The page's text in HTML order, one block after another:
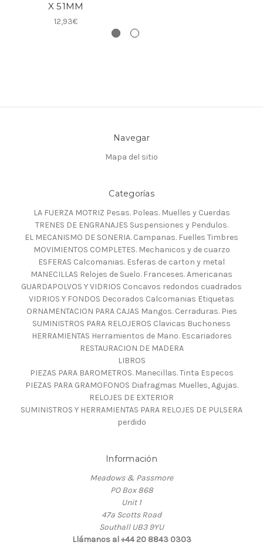
X 51MM
12,93€
Navegar
Mapa del sitio
Categorías
LA FUERZA MOTRIZ Pesas. Poleas. Muelles y Cuerdas
TRENES DE ENGRANAJES Suspensiones y Pendulos.
EL MECANISMO DE SONERIA. Campanas. Fuelles Timbres
MOVIMIENTOS COMPLETES. Mechanicos y de cuarzo
ESFERAS Calcomanias. Esferas de carton y metal
MANECILLAS Relojes de Suelo. Franceses. Americanas
GUARDAPOLVOS Y VIDRIOS Concavos redondos cuadrados
VIDRIOS Y FONDOS Decorados Calcomanias Etiquetas
ORNAMENTACION PARA CAJAS Mangos. Cerraduras. Pies
SUMINISTROS PARA RELOJEROS Clavicas Buchoness
HERRAMIENTAS Herramientos de Mano. Escariadores
RESTAURACION DE MADERA
LIBROS
PIEZAS PARA BAROMETROS. Manecillas. Tinta Especos
PIEZAS PARA GRAMOFONOS Diafragmas Muelles, Agujas.
RELOJES DE EXTERIOR
SUMINISTROS Y HERRAMIENTAS PARA RELOJES DE PULSERA
perdido
Información
Meadows & Passmore
PO Box 868
Unit 1
47a Scotts Road
Southall UB3 9YU
Llámanos al +44 20 8843 0303